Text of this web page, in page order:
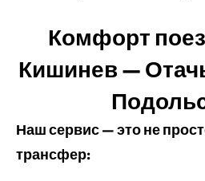
Комфорт
Кишинев —
Наш сервис — это не
трансфер: